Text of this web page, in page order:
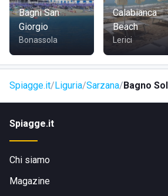
Bagni San
Giorgio
Bonassola
Calabianca
Beach
Lerici
Spiagge.it Liguria Sarzana Bagno
Spiagge.it
Chi siamo
Magazine